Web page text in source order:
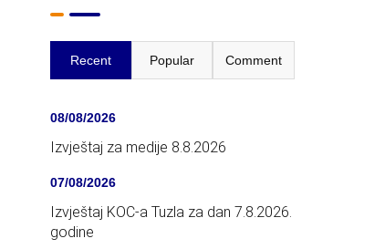
Recent Popular Comment
08/08/2026
Izvještaj za medije 8.8.2026
07/08/2026
Izvještaj KOC-a Tuzla za dan 7.8.2026.
godine